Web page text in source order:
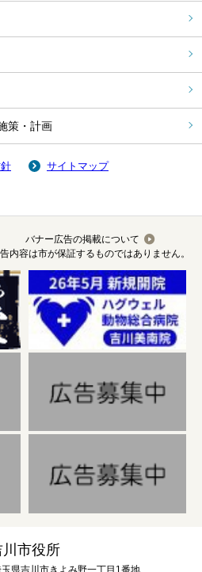
策・計画
サイトマップ
バナー広告の掲載について
内容は市が保証するものではありません。
川市役所
県吉川市きよみ野一丁目1番地